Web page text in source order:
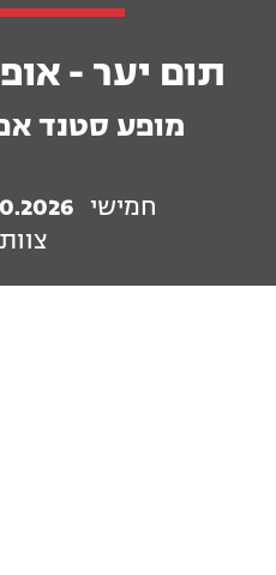
תום יער -
מופע סטנד
חמישי